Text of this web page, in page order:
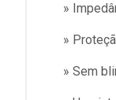
»
»
» Sem